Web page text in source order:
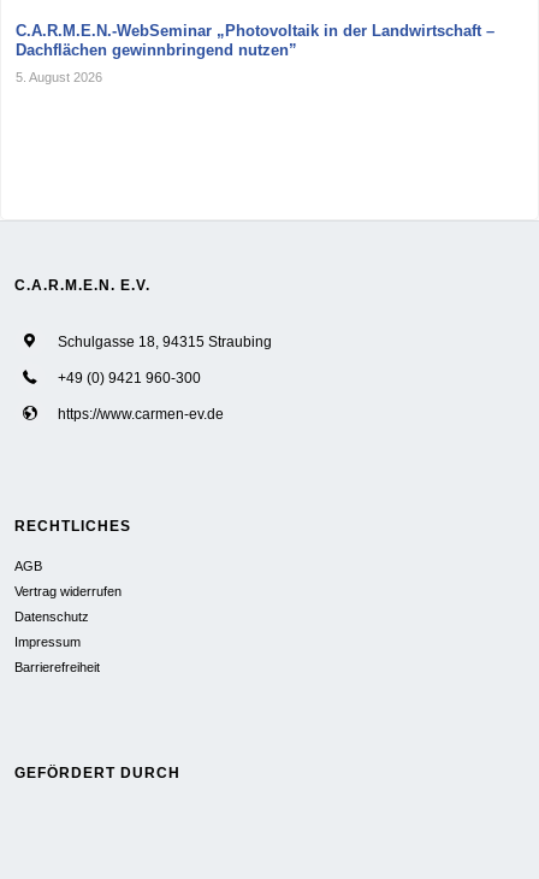
C.A.R.M.E.N.-WebSeminar „Photovoltaik in der Landwirtschaft –
Dachflächen gewinnbringend nutzen”
5. August 2026
C.A.R.M.E.N. E.V.
Schulgasse 18, 94315 Straubing
+49 (0) 9421 960-300
https://www.carmen-ev.de
RECHTLICHES
AGB
Vertrag widerrufen
Datenschutz
Impressum
Barrierefreiheit
GEFÖRDERT DURCH